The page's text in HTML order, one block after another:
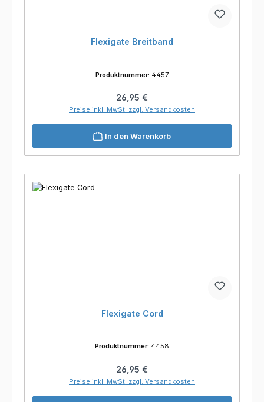
Flexigate Breitband
Produktnummer: 4457
Regulärer Preis:
26,95 €
Preise inkl. MwSt. zzgl. Versandkosten
In den Warenkorb
Flexigate Cord
Produktnummer: 4458
Regulärer Preis:
26,95 €
Preise inkl. MwSt. zzgl. Versandkosten